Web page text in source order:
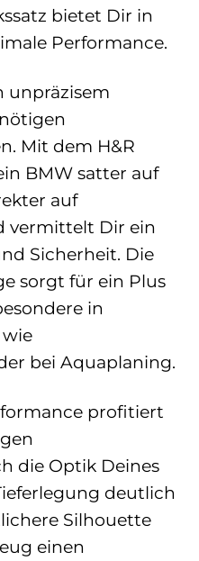
bietet Dir in
Performance.
unpräzisem
Mit dem H&R
BMW satter auf
auf
vermittelt Dir ein
Sicherheit. Die
sorgt für ein Plus
in
bei Aquaplaning.
profitiert
die Optik Deines
deutlich
Silhouette
einen